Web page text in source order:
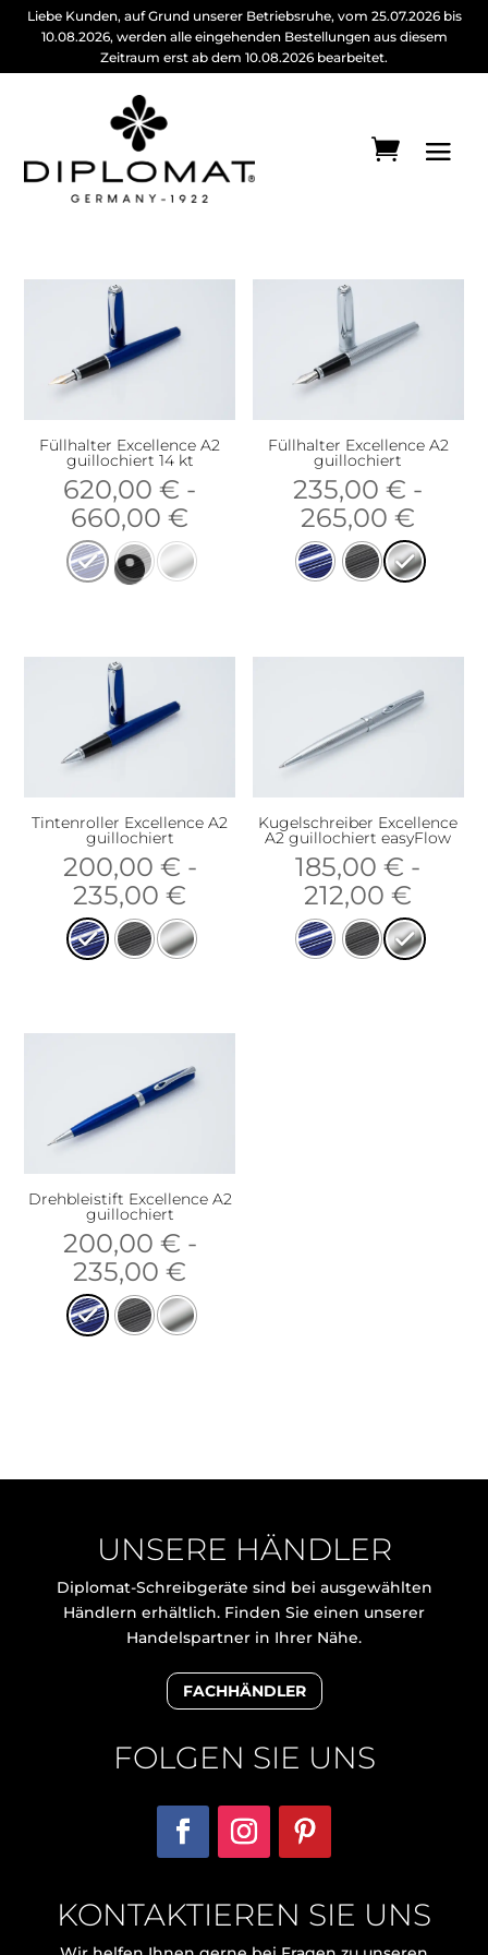
Liebe Kunden, auf Grund unserer Betriebsruhe, vom 25.07.2026 bis
10.08.2026, werden alle eingehenden Bestellungen aus diesem
Zeitraum erst ab dem 10.08.2026 bearbeitet.
Füllhalter Excellence A2
guillochiert 14 kt
620,00€ -
660,00€
Füllhalter Excellence A2
guillochiert
235,00€ -
265,00€
Tintenroller Excellence A2
guillochiert
200,00 € -
235,00€
Kugelschreiber Excellence
A2 guillochiert easyFlow
185,00€ -
212,00€
Drehbleistift Excellence A2
guillochiert
200,00 € -
235,00€
UNSERE HÄNDLER
Diplomat-Schreibgeräte sind bei ausgewählten
Händlern erhältlich. Finden Sie einen unserer
Handelspartner in Ihrer Nähe.
FACHHÄNDLER
FOLGEN SIE UNS
KONTAKTIEREN SIE UNS